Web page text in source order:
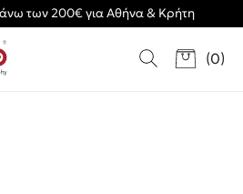
των 200€ για Αθήνα & Κρήτη
(0)